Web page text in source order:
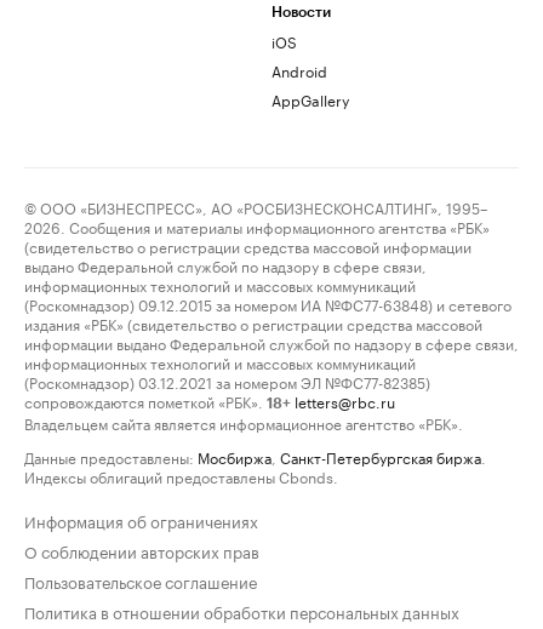
Новости
iOS
Android
AppGallery
© ООО «БИЗНЕСПРЕСС», АО «РОСБИЗНЕСКОНСАЛТИНГ», 1995–
2026. Сообщения и материалы информационного агентства «РБК»
(свидетельство о регистрации средства массовой информации
выдано Федеральной службой по надзору в сфере связи,
информационных технологий и массовых коммуникаций
(Роскомнадзор) 09.12.2015 за номером ИА №ФС77-63848) и сетевого
издания «РБК» (свидетельство о регистрации средства массовой
информации выдано Федеральной службой по надзору в сфере связи,
информационных технологий и массовых коммуникаций
(Роскомнадзор) 03.12.2021 за номером ЭЛ №ФС77-82385)
сопровождаются пометкой «РБК».
18+ letters@rbc.ru
Владельцем сайта является информационное агентство «РБК».
Данные предоставлены: Мосбиржа Санкт-Петербургская биржа
Индексы облигаций предоставлены Cbonds.
Информация об ограничениях
О соблюдении авторских прав
Пользовательское соглашение
Политика в отношении обработки персональных данных